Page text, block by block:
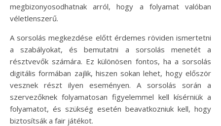
megbizonyosodhatnak arról, hogy a folyamat valóban
véletlenszerű.
A sorsolás megkezdése előtt érdemes röviden ismertetni
a szabályokat, és bemutatni a sorsolás menetét a
résztvevők számára. Ez különösen fontos, ha a sorsolás
digitális formában zajlik, hiszen sokan lehet, hogy először
vesznek részt ilyen eseményen. A sorsolás során a
szervezőknek folyamatosan figyelemmel kell kísérniük a
folyamatot, és szükség esetén beavatkozniuk kell, hogy
biztosítsák a fair játékot.